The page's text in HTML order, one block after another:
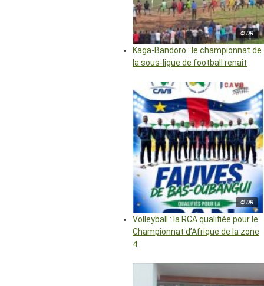
© DR
Kaga-Bandoro : le championnat de
la sous-ligue de football renaît
© DR
Volleyball : la RCA qualifiée pour le
Championnat d’Afrique de la zone
4